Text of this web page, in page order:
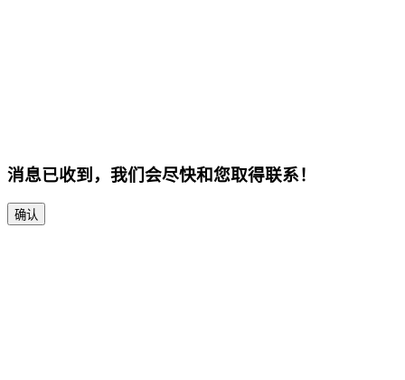
消息已收到，我们会尽快和您取得联系！
确认